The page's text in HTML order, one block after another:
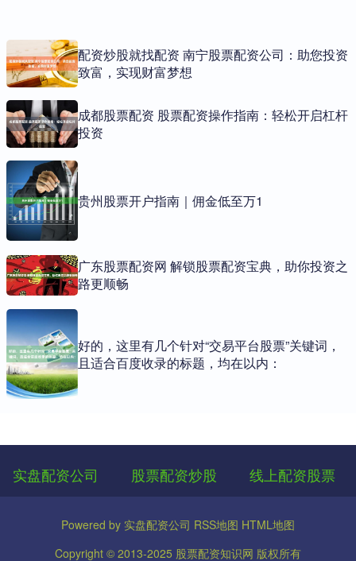
配资炒股就找配资 南宁股票配资公司：助您投资
致富，实现财富梦想
成都股票配资 股票配资操作指南：轻松开启杠杆
投资
贵州股票开户指南｜佣金低至万1
广东股票配资网 解锁股票配资宝典，助你投资之
路更顺畅
好的，这里有几个针对“交易平台股票”关键词，
且适合百度收录的标题，均在以内：
实盘配资公司 股票配资炒股 线上配资股票
Powered by 实盘配资公司 RSS地图 HTML地图
Copyright © 2013-2025 股票配资知识网 版权所有